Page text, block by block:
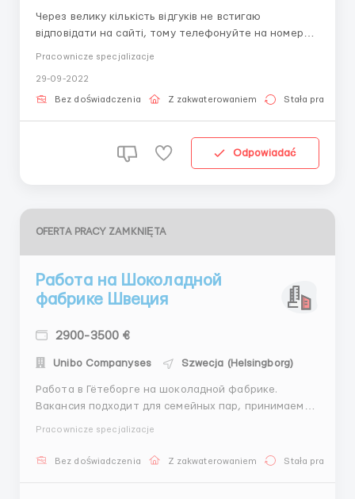
Через велику кількість відгуків не встигаю
відповідати на сайті, тому телефонуйте на номер
набір працівників. Швеція. Хельсинборг Заробітна
плата: 13 євро година (нетто) 2800 єв...
Pracownicze specjalizacje
29-09-2022
Bez doświadczenia Z zakwaterowaniem Stała praca
Odpowiadać
OFERTA PRACY ZAMKNIĘTA
Работа на Шоколадной
фабрике Швеция
2900-3500 €
Unibo Companyses Szwecja (Helsingborg)
Работа в Гётеборге на шоколадной фабрике.
Вакансия подходит для семейных пар, принимаем
Обязанности: работа на конвейере, упаковка
Pracownicze specjalizacje
Bez doświadczenia Z zakwaterowaniem Stała praca